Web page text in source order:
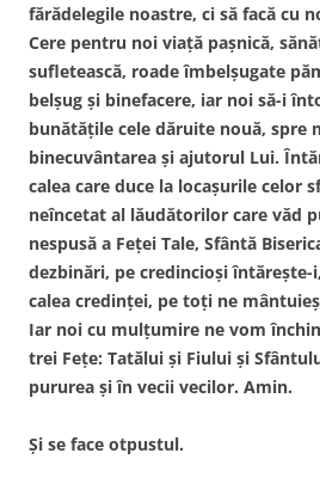
fărădelegile noastre, ci să facă cu
Cere pentru noi viaţă paşnică,
sufletească, roade îmbelşugate
belşug şi binefacere, iar noi să-i
bunătăţile cele dăruite nouă, spre
binecuvântarea şi ajutorul Lui.
calea care duce la locaşurile celor
neîncetat al lăudătorilor care văd
nespusă a Feţei Tale, Sfântă
dezbinări, pe credincioşi
calea credinţei, pe toţi ne
Iar noi cu mulţumire ne vom
trei Feţe: Tatălui şi Fiului şi
pururea şi în vecii vecilor. Amin.
Şi se face otpustul.